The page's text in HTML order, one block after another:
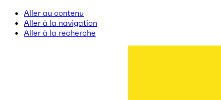
Aller au contenu
Aller à la navigation
Aller à la recherche